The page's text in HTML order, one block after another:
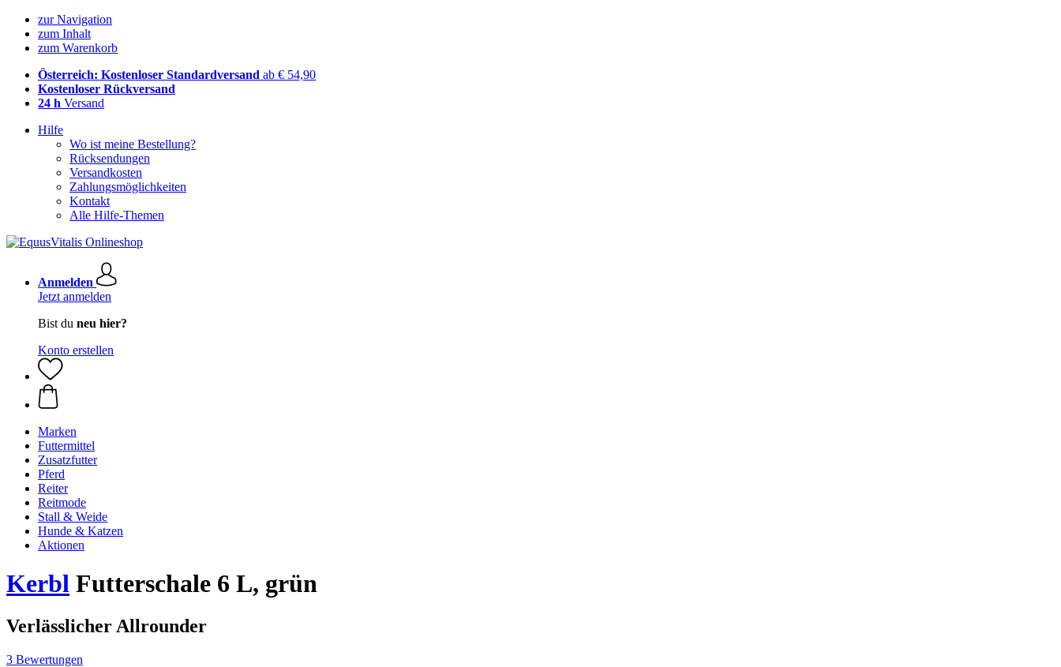
zur Navigation
zum Inhalt
zum Warenkorb
Österreich: Kostenloser Standardversand ab € 54,90
Kostenloser Rückversand
24 h Versand
Hilfe
Wo ist meine Bestellung?
Rücksendungen
Versandkosten
Zahlungsmöglichkeiten
Kontakt
Alle Hilfe-Themen
Anmelden
Jetzt anmelden
Bist du neu hier?
Konto erstellen
Marken
Futtermittel
Zusatzfutter
Pferd
Reiter
Reitmode
Stall & Weide
Hunde & Katzen
Aktionen
Kerbl Futterschale 6 L, grün
Verlässlicher Allrounder
3 Bewertungen